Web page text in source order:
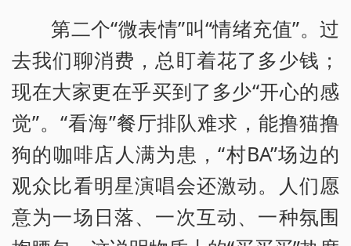
第二个“微表情”叫“情绪充值”。过
去我们聊消费，总盯着花了多少钱；
现在大家更在乎买到了多少“开心的感
觉”。“看海”餐厅排队难求，能撸猫撸
狗的咖啡店人满为患，“村BA”场边的
观众比看明星演唱会还激动。人们愿
意为一场日落、一次互动、一种氛围